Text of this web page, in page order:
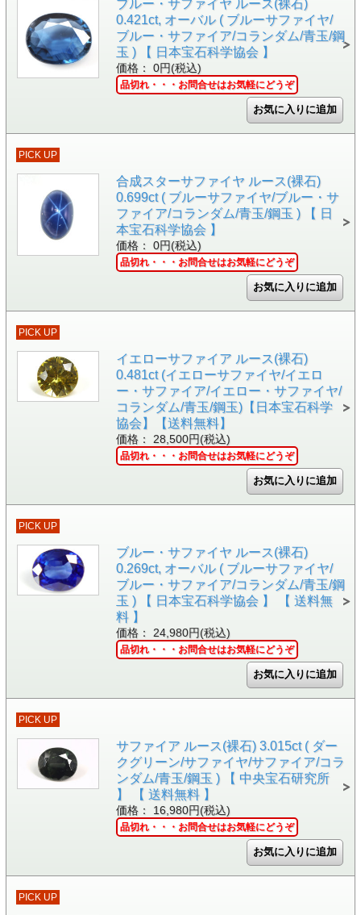
ブルー・サファイヤ ルース(裸石)
0.421ct, オーバル ( ブルーサファイヤ/
ブルー・サファイア/コランダム/青玉/鋼
玉 ) 【 日本宝石科学協会 】
価格： 0円(税込)
品切れ・・・お問合せはお気軽にどうぞ
PICK UP
合成スターサファイヤ ルース(裸石)
0.699ct ( ブルーサファイヤ/ブルー・サ
ファイア/コランダム/青玉/鋼玉 ) 【 日
本宝石科学協会 】
価格： 0円(税込)
品切れ・・・お問合せはお気軽にどうぞ
PICK UP
イエローサファイア ルース(裸石)
0.481ct (イエローサファイヤ/イエロ
ー・サファイア/イエロー・サファイヤ/
コランダム/青玉/鋼玉)【日本宝石科学
協会】【送料無料】
価格： 28,500円(税込)
品切れ・・・お問合せはお気軽にどうぞ
PICK UP
ブルー・サファイヤ ルース(裸石)
0.269ct, オーバル ( ブルーサファイヤ/
ブルー・サファイア/コランダム/青玉/鋼
玉 ) 【 日本宝石科学協会 】 【 送料無
料 】
価格： 24,980円(税込)
品切れ・・・お問合せはお気軽にどうぞ
PICK UP
サファイア ルース(裸石) 3.015ct ( ダー
クグリーン/サファイヤ/サファイア/コラ
ンダム/青玉/鋼玉 ) 【 中央宝石研究所
】 【 送料無料 】
価格： 16,980円(税込)
品切れ・・・お問合せはお気軽にどうぞ
PICK UP